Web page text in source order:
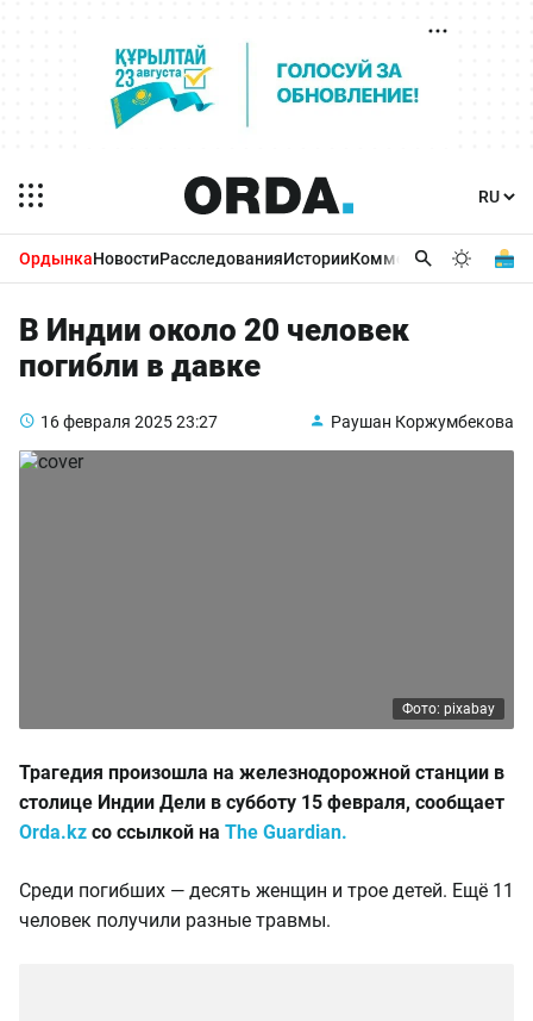
ОрдынкаНовостиРасследованияИсторииКомментарииБизнес
В Индии около 20 человек
погибли в давке
16 февраля 202523:27 Раушан Коржумбекова
Фото: pixabay
Трагедия произошла на железнодорожной станции в
столице Индии Дели в субботу 15 февраля, сообщает
Orda.kz со ссылкой на The Guardian.
Среди погибших — десять женщин и трое детей. Ещё 11
человек получили разные травмы.